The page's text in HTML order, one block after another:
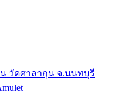
วัดศาลากุน จ.นนทบุรี